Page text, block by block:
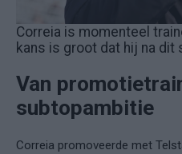
Correia is momenteel
kans is groot dat hij na dit
Van
subtopambitie
Correia promoveerde met